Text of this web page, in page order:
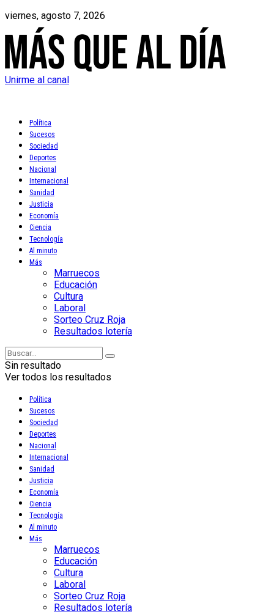
viernes, agosto 7, 2026
Unirme al canal
Política
Sucesos
Sociedad
Deportes
Nacional
Internacional
Sanidad
Justicia
Economía
Ciencia
Tecnología
Al minuto
Más
Marruecos
Educación
Cultura
Laboral
Sorteo Cruz Roja
Resultados lotería
Sin resultado
Ver todos los resultados
Política
Sucesos
Sociedad
Deportes
Nacional
Internacional
Sanidad
Justicia
Economía
Ciencia
Tecnología
Al minuto
Más
Marruecos
Educación
Cultura
Laboral
Sorteo Cruz Roja
Resultados lotería